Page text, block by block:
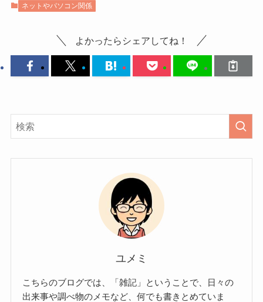
ネットやパソコン関係
よかったらシェアしてね！
ユメミ
こちらのブログでは、「雑記」ということで、日々の
出来事や調べ物のメモなど、何でも書きとめていま